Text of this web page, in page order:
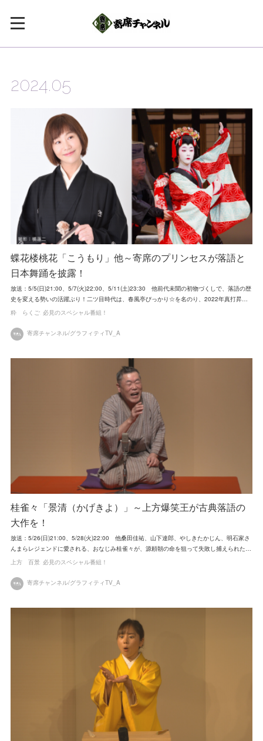
2024.05
蝶花楼桃花「こうもり」他～寄席のプリンセスが落語と
日本舞踊を披露！
放送：5/5(日)21:00、5/7(火)22:00、5/11(土)23:30 他前代未聞の初物づくしで、落語の歴
史を変える勢いの活躍ぶり！二ツ目時代は、春風亭ぴっかり☆を名のり、2022年真打昇…
粋 らくご 必見のスペシャル番組！
寄席チャンネル/グラフィティTV_A
桂雀々「景清（かげきよ）」～上方爆笑王が古典落語の
大作を！
放送：5/26(日)21:00、5/28(火)22:00 他桑田佳祐、山下達郎、やしきたかじん、明石家さ
んまらレジェンドに愛される、おなじみ桂雀々が、源頼朝の命を狙って失敗し捕えられた…
上方 百景 必見のスペシャル番組！
寄席チャンネル/グラフィティTV_A